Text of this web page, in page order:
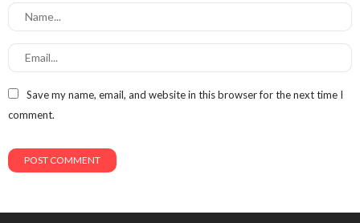
Save my name, email, and website in this browser for the next time I
comment.